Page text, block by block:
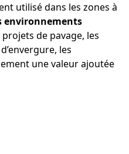
utilisé dans les zones à
environnements
de pavage, les
les
une valeur ajoutée